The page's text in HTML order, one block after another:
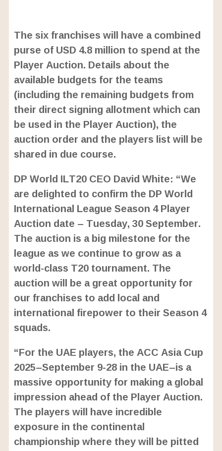
U
n
m
u
t
e
a
d
e
d
2
4
.
6
3
%
The six franchises will have a combined
purse of USD 4.8 million to spend at the
Player Auction. Details about the
available budgets for the teams
(including the remaining budgets from
their direct signing allotment which can
be used in the Player Auction), the
auction order and the players list will be
shared in due course.
DP World ILT20 CEO David White: “We
are delighted to confirm the DP World
International League Season 4 Player
Auction date – Tuesday, 30 September.
The auction is a big milestone for the
league as we continue to grow as a
world-class T20 tournament. The
auction will be a great opportunity for
our franchises to add local and
international firepower to their Season 4
squads.
“For the UAE players, the ACC Asia Cup
2025–September 9-28 in the UAE–is a
massive opportunity for making a global
impression ahead of the Player Auction.
The players will have incredible
exposure in the continental
championship where they will be pitted